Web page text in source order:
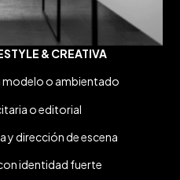
& CREATIVA
o ambientado
o editorial
dirección de escena
identidad fuerte